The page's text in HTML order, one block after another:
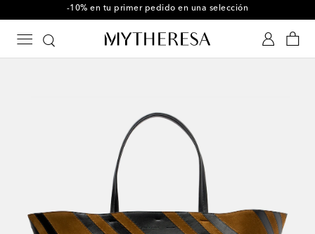
-10% en tu primer pedido en una selección